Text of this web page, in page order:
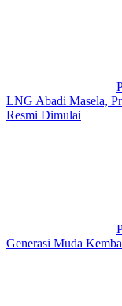
LNG Abadi Masela,
Resmi Dimulai
Generasi Muda